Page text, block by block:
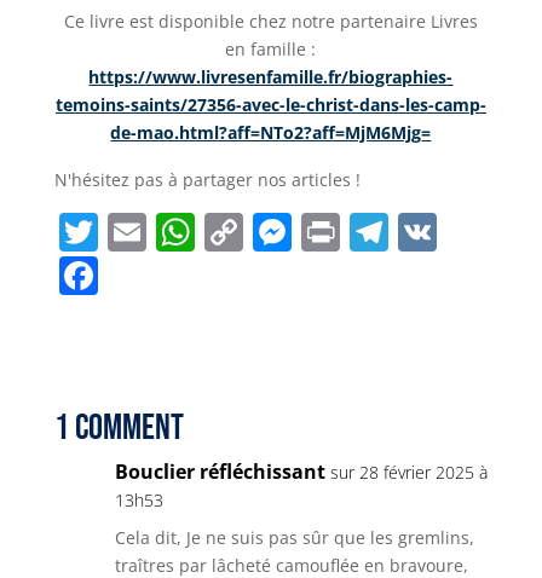
Ce livre est disponible chez notre partenaire Livres
en famille :
https://www.livresenfamille.fr/biographies-
temoins-saints/27356-avec-le-christ-dans-les-camp-
de-mao.html?aff=NTo2?aff=MjM6Mjg=
N'hésitez pas à partager nos articles !
T
w
it
r
E W
p
C
k
M
e
P T
m
V
F
b
o
o
k
1 Comment
Bouclier réfléchissant sur 28 février 2025 à
13h53
Cela dit, Je ne suis pas sûr que les gremlins,
traîtres par lâcheté camouflée en bravoure,